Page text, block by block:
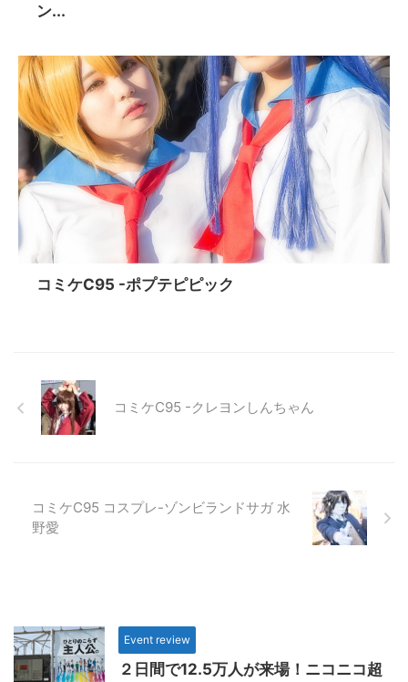
ン...
コミケC95 -ポプテピピック
コミケC95 -クレヨンしんちゃん
コミケC95 コスプレ-ゾンビランドサガ 水
野愛
Event review
２日間で12.5万人が来場！ニコニコ超